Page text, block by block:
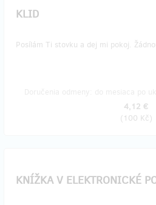
KLID
Posílám Ti stovku a dej mi pokoj.
4,12 €
(100 Kč)
KNÍŽKA V ELEKTRONICKÉ